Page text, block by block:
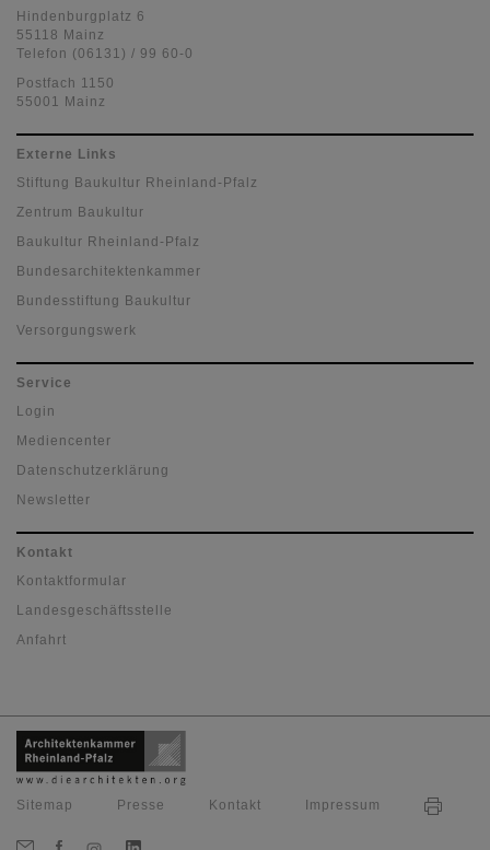
Hindenburgplatz 6
55118 Mainz
Telefon (06131) / 99 60-0
Postfach 1150
55001 Mainz
Externe Links
Stiftung Baukultur Rheinland-Pfalz
Zentrum Baukultur
Baukultur Rheinland-Pfalz
Bundesarchitektenkammer
Bundesstiftung Baukultur
Versorgungswerk
Service
Login
Mediencenter
Datenschutzerklärung
Newsletter
Kontakt
Kontaktformular
Landesgeschäftsstelle
Anfahrt
Sitemap Presse Kontakt Impressum